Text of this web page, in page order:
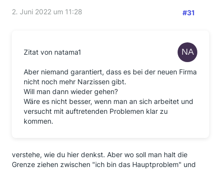
2. Juni 2022 um 11:28 #31
Zitat von natama1
Aber niemand garantiert, dass es bei der neuen Firma
nicht noch mehr Narzissen gibt.
Will man dann wieder gehen?
Wäre es nicht besser, wenn man an sich arbeitet und
versucht mit auftretenden Problemen klar zu
kommen.
verstehe, wie du hier denkst. Aber wo soll man halt die
Grenze ziehen zwischen "ich bin das Hauptproblem" und